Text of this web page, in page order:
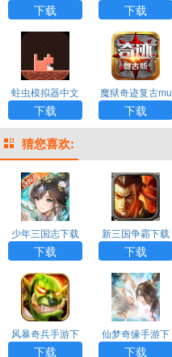
5.27.36
下载
下载
下载
蛀虫模拟器中文
版下载
下载
魔狱奇迹复古mu
下载
下载
猜您喜欢:
少年三国志下载
下载
新三国争霸下载
下载
风暴奇兵手游下
载
下载
仙梦奇缘手游下
载
下载